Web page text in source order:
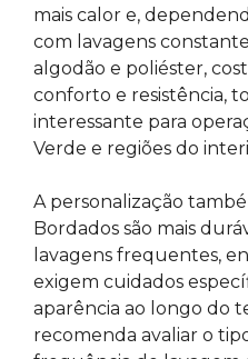
mais calor e,
com lavagens
algodão e poliéster,
conforto e resistência,
interessante para
Verde e regiões do
A personalização
Bordados são mais
lavagens frequentes,
exigem cuidados
aparência ao longo do
recomenda avaliar o